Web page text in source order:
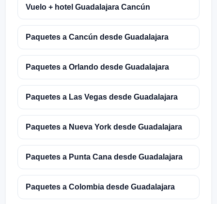
Vuelo + hotel Guadalajara Cancún
Paquetes a Cancún desde Guadalajara
Paquetes a Orlando desde Guadalajara
Paquetes a Las Vegas desde Guadalajara
Paquetes a Nueva York desde Guadalajara
Paquetes a Punta Cana desde Guadalajara
Paquetes a Colombia desde Guadalajara